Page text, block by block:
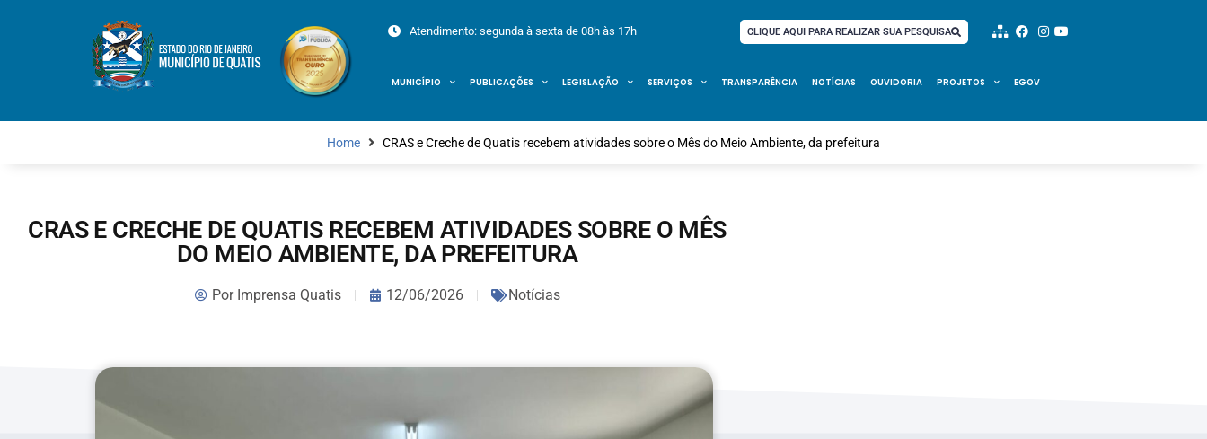
Atendimento: segunda à sexta de 08h às 17h CLIQUE AQUI PARA REALIZAR SUA PESQUISA
MUNICÍPIO PUBLICAÇÕES LEGISLAÇÃO SERVIÇOS TRANSPARÊNCIA NOTÍCIAS OUVIDORIA PROJETOS EGOV
Home CRAS e Creche de Quatis recebem atividades sobre o Mês do Meio Ambiente, da prefeitura
CRAS E CRECHE DE QUATIS RECEBEM ATIVIDADES SOBRE O MÊS
DO MEIO AMBIENTE, DA PREFEITURA
PorImprensa Quatis 12/06/2026 Notícias